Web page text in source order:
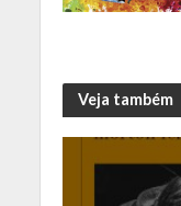
Veja também